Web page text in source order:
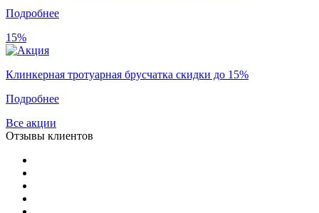
Подробнее
15%
Клинкерная тротуарная брусчатка скидки до 15%
Подробнее
Все акции
Отзывы клиентов